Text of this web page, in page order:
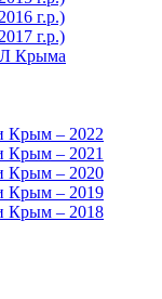
г.р.)
г.р.)
Крыма
Крым – 2022
Крым – 2021
Крым – 2020
Крым – 2019
Крым – 2018